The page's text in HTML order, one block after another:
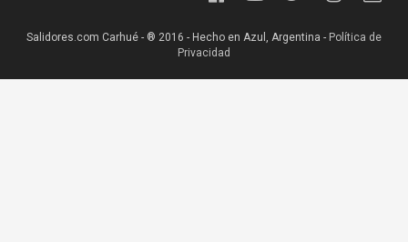
Salidores.com Carhué - ® 2016 - Hecho en Azul, Argentina - Política de
Privacidad